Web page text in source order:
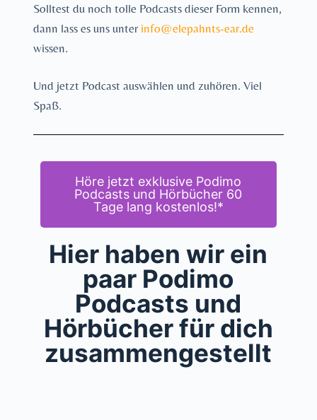
Solltest du noch tolle Podcasts dieser Form kennen,
dann lass es uns unter info@elepahnts-ear.de
wissen.
Und jetzt Podcast auswählen und zuhören. Viel
Spaß.
Höre jetzt exklusive Podimo
Podcasts und Hörbücher 60
Tage lang kostenlos!*
Hier haben wir ein
paar Podimo
Podcasts und
Hörbücher für dich
zusammengestellt